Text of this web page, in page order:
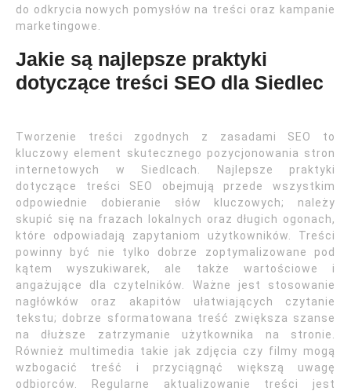
do odkrycia nowych pomysłów na treści oraz kampanie
marketingowe.
Jakie są najlepsze praktyki
dotyczące treści SEO dla Siedlec
Tworzenie treści zgodnych z zasadami SEO to
kluczowy element skutecznego pozycjonowania stron
internetowych w Siedlcach. Najlepsze praktyki
dotyczące treści SEO obejmują przede wszystkim
odpowiednie dobieranie słów kluczowych; należy
skupić się na frazach lokalnych oraz długich ogonach,
które odpowiadają zapytaniom użytkowników. Treści
powinny być nie tylko dobrze zoptymalizowane pod
kątem wyszukiwarek, ale także wartościowe i
angażujące dla czytelników. Ważne jest stosowanie
nagłówków oraz akapitów ułatwiających czytanie
tekstu; dobrze sformatowana treść zwiększa szanse
na dłuższe zatrzymanie użytkownika na stronie.
Również multimedia takie jak zdjęcia czy filmy mogą
wzbogacić treść i przyciągnąć większą uwagę
odbiorców. Regularne aktualizowanie treści jest